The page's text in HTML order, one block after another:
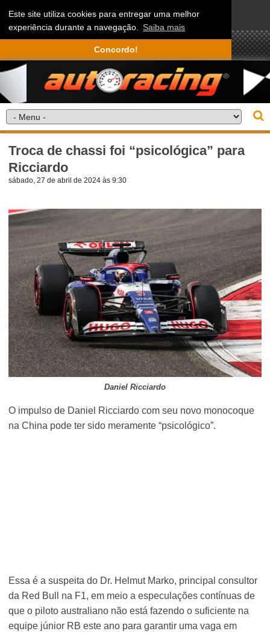
Este site utiliza cookies para entregar uma melhor
experiência durante a navegação. Saiba mais
Concordo!
Troca de chassi foi “psicológica” para
Ricciardo
sábado, 27 de abril de 2024 às 9:30
Daniel Ricciardo
O impulso de Daniel Ricciardo com seu novo monocoque
na China pode ter sido meramente “psicológico”.
Essa é a suspeita do Dr. Helmut Marko, principal consultor
da Red Bull na F1, em meio a especulações contínuas de
que o piloto australiano não está fazendo o suficiente na
equipe júnior RB este ano para garantir uma vaga em